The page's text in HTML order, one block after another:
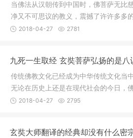
当佛法从汉朝传到中国时，佛菩萨无比
净又不可思议的教义，震撼了许许多多
华夏民族
2018-04-27 2781
九死一生取经 玄奘菩萨弘扬的是八
传统佛教文化已经成为中华传统文化当
无论在历史上还是在现代社会的今日，
常重要的
2018-04-27 2795
玄奘大师翻译的经典却没有什么密